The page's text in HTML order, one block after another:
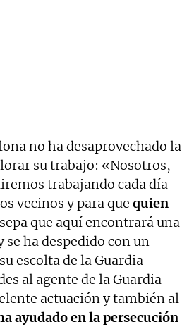
no ha desaprovechado la
su trabajo: «Nosotros,
trabajando cada día
vecinos y para que quien
que aquí encontrará una
ha despedido con un
escolta de la Guardia
al agente de la Guardia
actuación y también al
ayudado en la persecución